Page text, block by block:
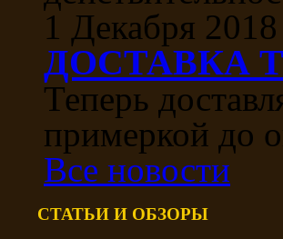
1 Декабря 2018
ДОСТАВКА
Теперь
примеркой до
Все новости
СТАТЬИ И ОБЗОРЫ